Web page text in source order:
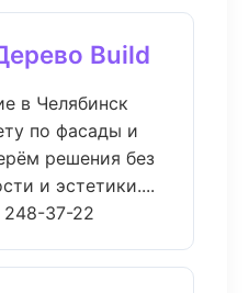
Build
в Челябинск
по фасады и
решения без
и эстетики....
37-22